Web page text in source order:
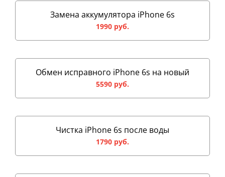
Замена аккумулятора iPhone 6s
1990 руб.
Обмен исправного iPhone 6s на новый
5590 руб.
Чистка iPhone 6s после воды
1790 руб.